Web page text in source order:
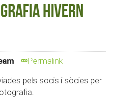
Hivern
Permalink
pels socis i sòcies per